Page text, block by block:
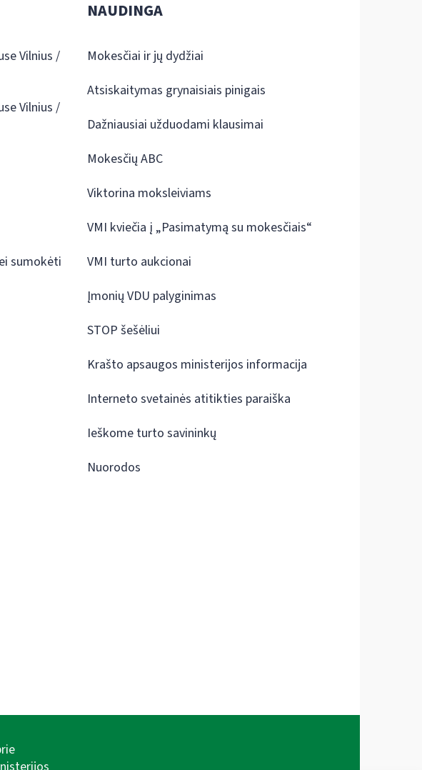
Vilnius /
Vilnius /
sumokėti
NAUDINGA
Mokesčiai ir jų dydžiai
Atsiskaitymas grynaisiais pinigais
Dažniausiai užduodami klausimai
Mokesčių ABC
Viktorina moksleiviams
VMI kviečia į „Pasimatymą su mokesčiais“
VMI turto aukcionai
Įmonių VDU palyginimas
STOP šešėliui
Krašto apsaugos ministerijos informacija
Interneto svetainės atitikties paraiška
Ieškome turto savininkų
Nuorodos